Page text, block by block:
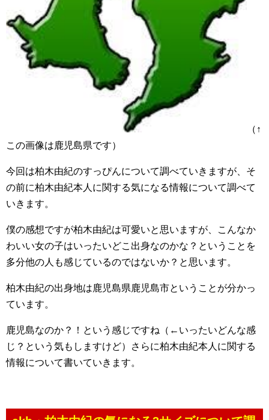
（↑
この画像は鹿児島県です）
今回は柏木由紀のすっぴんについて調べていきますが、そ
の前に柏木由紀本人に関する気になる情報について調べて
いきます。
僕の感想ですが柏木由紀は可愛いと思いますが、こんなか
わいい女の子はいったいどこ出身なのかな？ということを
多分他の人も感じているのではないか？と思います。
柏木由紀の出身地は鹿児島県鹿児島市ということが分かっ
ています。
鹿児島なのか？！という感じですね（←いったいどんな感
じ？という気もしますけど）さらに柏木由紀本人に関する
情報について書いていきます。